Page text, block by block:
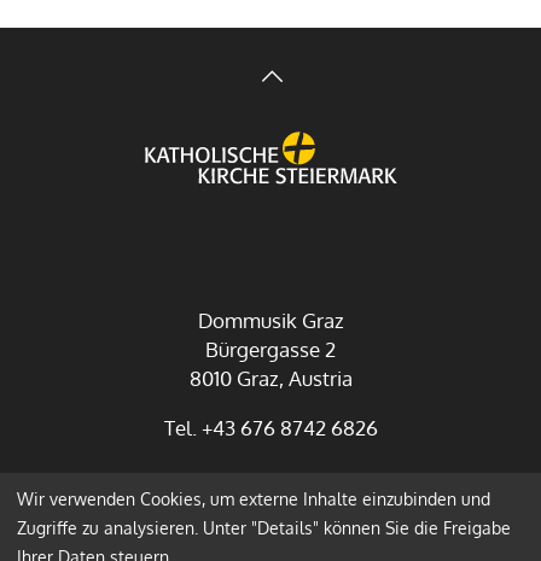
Dommusik Graz
Bürgergasse 2
8010 Graz, Austria
Tel. +43 676 8742 6826
Impressum Datenschutz
Wir verwenden Cookies, um externe Inhalte einzubinden und
Zugriffe zu analysieren. Unter "Details" können Sie die Freigabe
Ihrer Daten steuern.